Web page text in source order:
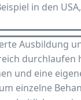
in den
Ausbildung
durchlaufen
und eine
einzelne